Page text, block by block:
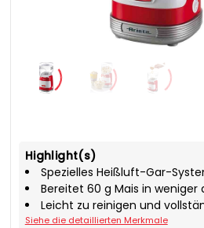
Highlight(s)
Spezielles Heißluft-Gar-
Bereitet 60 g Mais in weniger
Leicht zu reinigen und
Siehe die detaillierten Merkmale